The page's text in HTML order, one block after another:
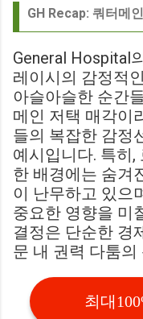
GH Recap: 쿼터메
General Hospital
레이시의 감정적
아슬아슬한 순간
메인 저택 매각이
들의 복잡한 감정
예시입니다. 특히,
한 배경에는 숨겨
이 난무하고 있으
중요한 영향을 미
결정은 단순한 경
문 내 권력 다툼
최대